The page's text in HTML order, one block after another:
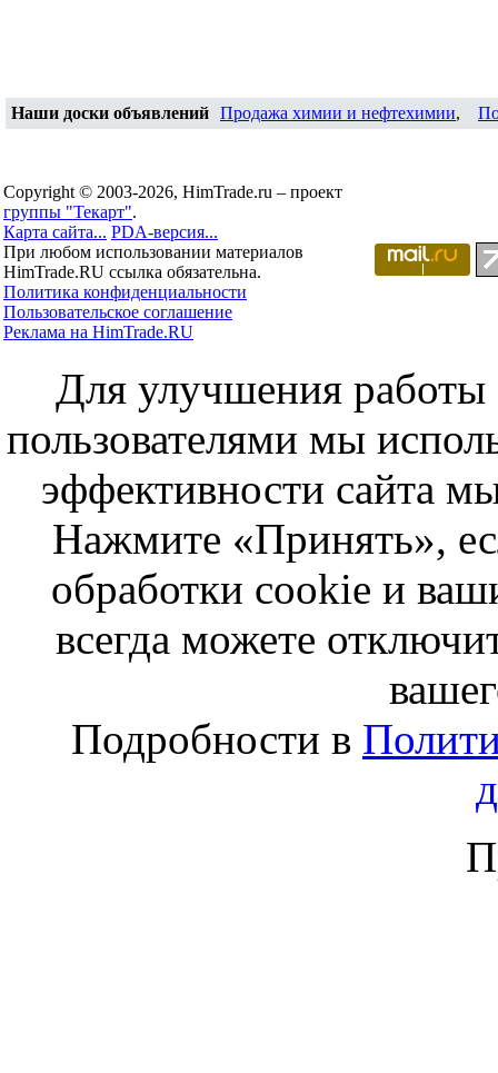
Наши доски объявлений Продажа химии и нефтехимии,
Copyright © 2003-2026, HimTrade.ru – проект
группы "Текарт".
Карта сайта... PDA-версия...
При любом использовании материалов
HimTrade.RU ссылка обязательна.
Политика конфиденциальности
Пользовательское соглашение
Реклама на HimTrade.RU
Для улучшения работы
пользователями мы
эффективности сайта
Нажмите «Принять»,
обработки cookie и
всегда можете
Подробности в